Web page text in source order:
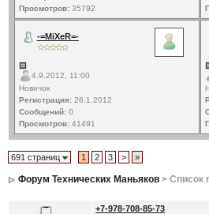
Просмотров:35792
-=MiXeR=-
4.9.2012, 11:00
Новичок
Регистрация:26.1.2012
Сообщений:0
Просмотров:41491
691 страниц 1 2 3 > »
Форум Технических Маньяков> Список
+7-978-708-85-73